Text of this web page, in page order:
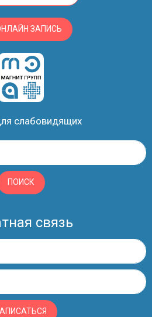
ЗАПИСЬ
слабовидящих
ПОИСК
связь